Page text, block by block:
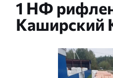
1 НФ
Каширский